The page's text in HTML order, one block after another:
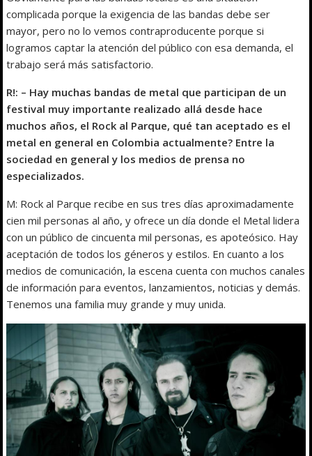
complicada porque la exigencia de las bandas debe ser
mayor, pero no lo vemos contraproducente porque si
logramos captar la atención del público con esa demanda, el
trabajo será más satisfactorio.
R!: – Hay muchas bandas de metal que participan de un
festival muy importante realizado allá desde hace
muchos años, el Rock al Parque, qué tan aceptado es el
metal en general en Colombia actualmente? Entre la
sociedad en general y los medios de prensa no
especializados.
M: Rock al Parque recibe en sus tres días aproximadamente
cien mil personas al año, y ofrece un día donde el Metal lidera
con un público de cincuenta mil personas, es apoteósico. Hay
aceptación de todos los géneros y estilos. En cuanto a los
medios de comunicación, la escena cuenta con muchos canales
de información para eventos, lanzamientos, noticias y demás.
Tenemos una familia muy grande y muy unida.